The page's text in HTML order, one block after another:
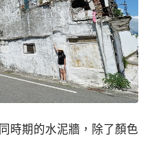
時期的水泥牆，除了顏色